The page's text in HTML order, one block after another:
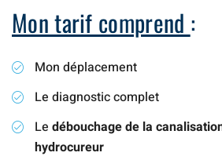
Mon tarif comprend :
Mon déplacement
Le diagnostic complet
Le débouchage de la
hydrocureur